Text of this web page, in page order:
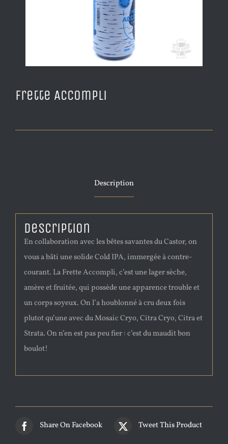
Frette Accompli
Description
Description
En collaboration avec les bêtes savantes du Castor, on
vous a bâti une solide Cold IPA, immergée à contre-
courant. La Frette Accompli, c’est une lager sèche,
amère et fruitée, qui possède une apparence trouble et
un corps soyeux. On l’a houblonné à cru deux fois
plutot qu’une avec du Mosaic Cryo, Citra Cryo, Citra et
Strata. On n’en est pas peu fier : c’est du maudit bon
boulot!
Share On Facebook Tweet This Product